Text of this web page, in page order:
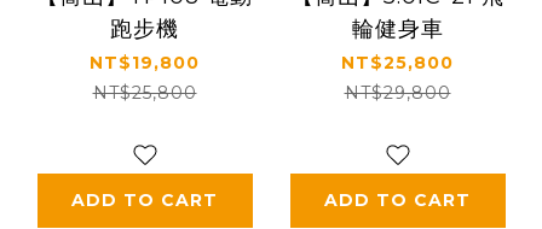
跑步機
NT$19,800
NT$25,800
ADD TO CART
輪健身車
NT$25,800
NT$29,800
ADD TO CART